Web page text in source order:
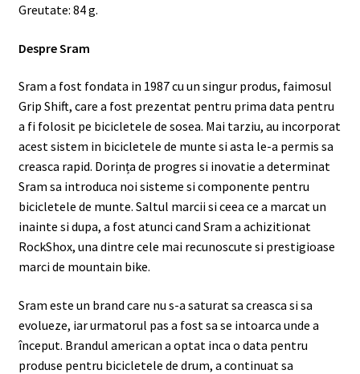
Greutate: 84 g.
Despre Sram
Sram a fost fondata in 1987 cu un singur produs, faimosul
Grip Shift, care a fost prezentat pentru prima data pentru
a fi folosit pe bicicletele de sosea. Mai tarziu, au incorporat
acest sistem in bicicletele de munte si asta le-a permis sa
creasca rapid. Dorința de progres si inovatie a determinat
Sram sa introduca noi sisteme si componente pentru
bicicletele de munte. Saltul marcii si ceea ce a marcat un
inainte si dupa, a fost atunci cand Sram a achizitionat
RockShox, una dintre cele mai recunoscute si prestigioase
marci de mountain bike.
Sram este un brand care nu s-a saturat sa creasca si sa
evolueze, iar urmatorul pas a fost sa se intoarca unde a
început. Brandul american a optat inca o data pentru
produse pentru bicicletele de drum, a continuat sa